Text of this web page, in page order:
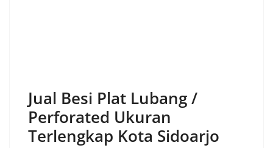
Jual Besi Plat Lubang /
Perforated Ukuran
Terlengkap Kota Sidoarjo